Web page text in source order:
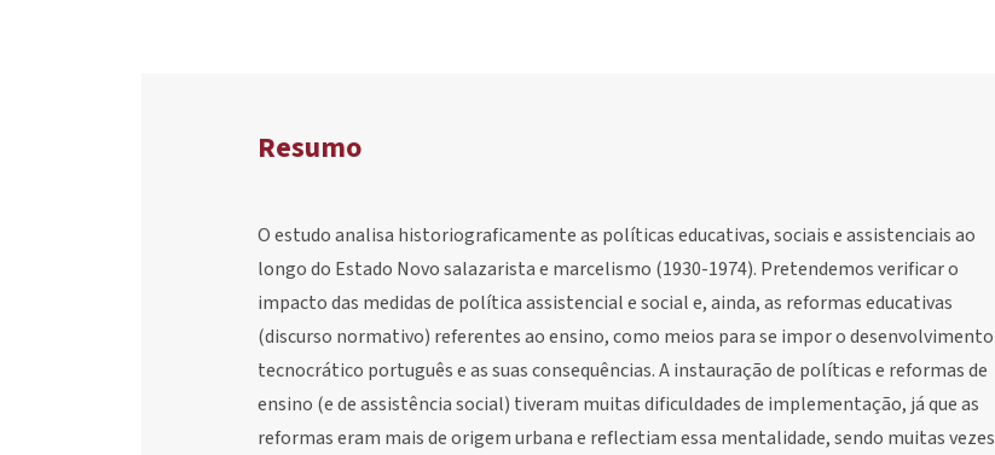
Resumo
O estudo analisa historiograficamente as políticas educativas, sociais e assistenciais ao
longo do Estado Novo salazarista e marcelismo (1930-1974). Pretendemos verificar o
impacto das medidas de política assistencial e social e, ainda, as reformas educativas
(discurso normativo) referentes ao ensino, como meios para se impor o desenvolvimento
tecnocrático português e as suas consequências. A instauração de políticas e reformas de
ensino (e de assistência social) tiveram muitas dificuldades de implementação, já que as
reformas eram mais de origem urbana e reflectiam essa mentalidade, sendo muitas vezes